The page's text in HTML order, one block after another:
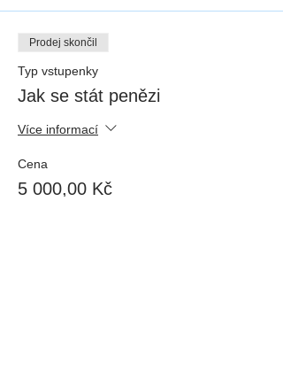
Prodej skončil
Typ vstupenky
Jak se stát penězi
Více informací
Cena
5 000,00 Kč